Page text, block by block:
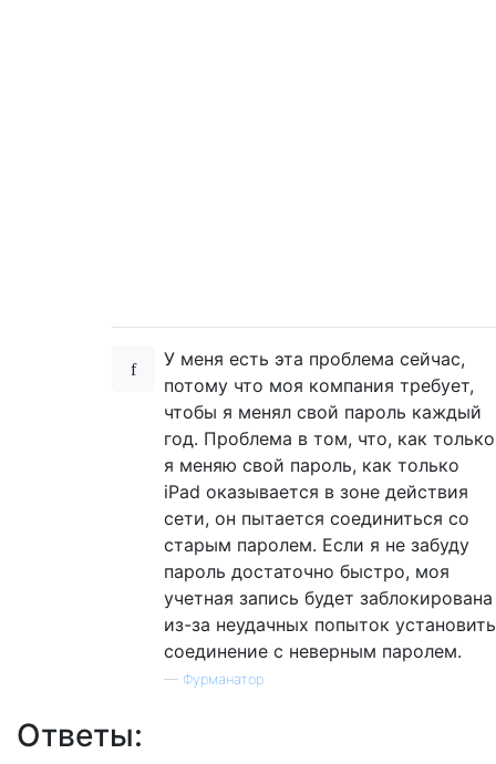
У меня есть эта проблема сейчас,
потому что моя компания требует,
чтобы я менял свой пароль каждый
год. Проблема в том, что, как только
я меняю свой пароль, как только
iPad оказывается в зоне действия
сети, он пытается соединиться со
старым паролем. Если я не забуду
пароль достаточно быстро, моя
учетная запись будет заблокирована
из-за неудачных попыток установить
соединение с неверным паролем.
— Фурманатор
Ответы: